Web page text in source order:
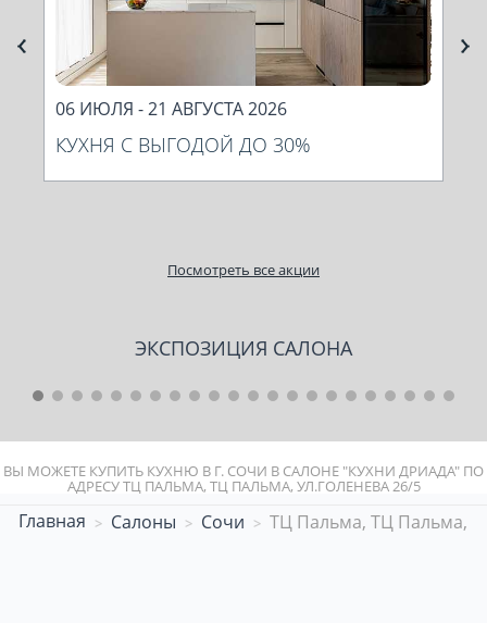
06 ИЮЛЯ - 21 АВГУСТА 2026
КУХНЯ С ВЫГОДОЙ ДО 30%
Посмотреть все акции
ЭКСПОЗИЦИЯ САЛОНА
8 9 10 11 12 13 14 15 16 17 18 19 20 21 22
ВЫ МОЖЕТЕ КУПИТЬ КУХНЮ В Г. СОЧИ В САЛОНЕ "КУХНИ ДРИАДА" ПО
АДРЕСУ ТЦ ПАЛЬМА, ТЦ ПАЛЬМА, УЛ.ГОЛЕНЕВА 26/5
Главная Салоны Сочи ТЦ Пальма, ТЦ Пальма,